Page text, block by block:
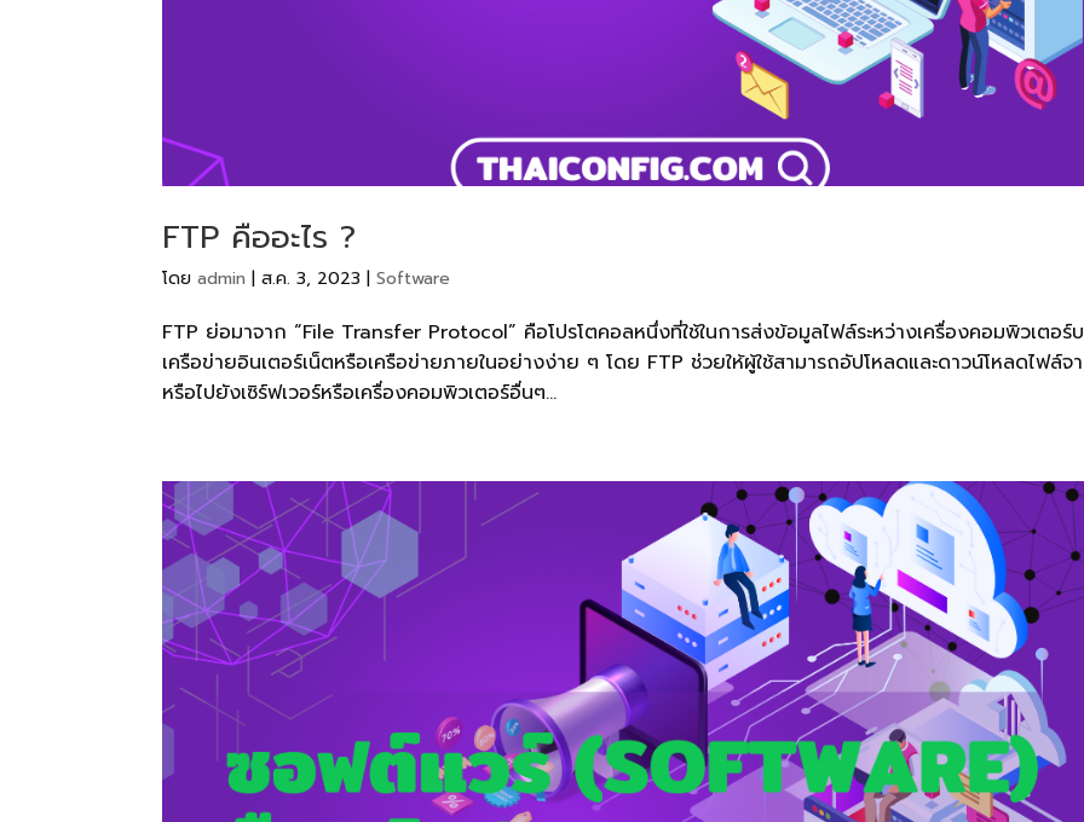
FTP คืออะไร ?
โดยadmin |ส.ค. 3, 2023 |Software
FTP ย่อมาจาก “File Transfer Protocol” คือโปรโตคอลหนึ่งที่ใช้ในการส่งข้อมูลไฟล์ระหว่างเครื่องคอมพิวเตอร์
เครือข่ายอินเตอร์เน็ตหรือเครือข่ายภายในอย่างง่าย ๆ โดย FTP ช่วยให้ผู้ใช้สามารถอัปโหลดและดาวน์โหลดไฟล์จ
หรือไปยังเซิร์ฟเวอร์หรือเครื่องคอมพิวเตอร์อื่นๆ...